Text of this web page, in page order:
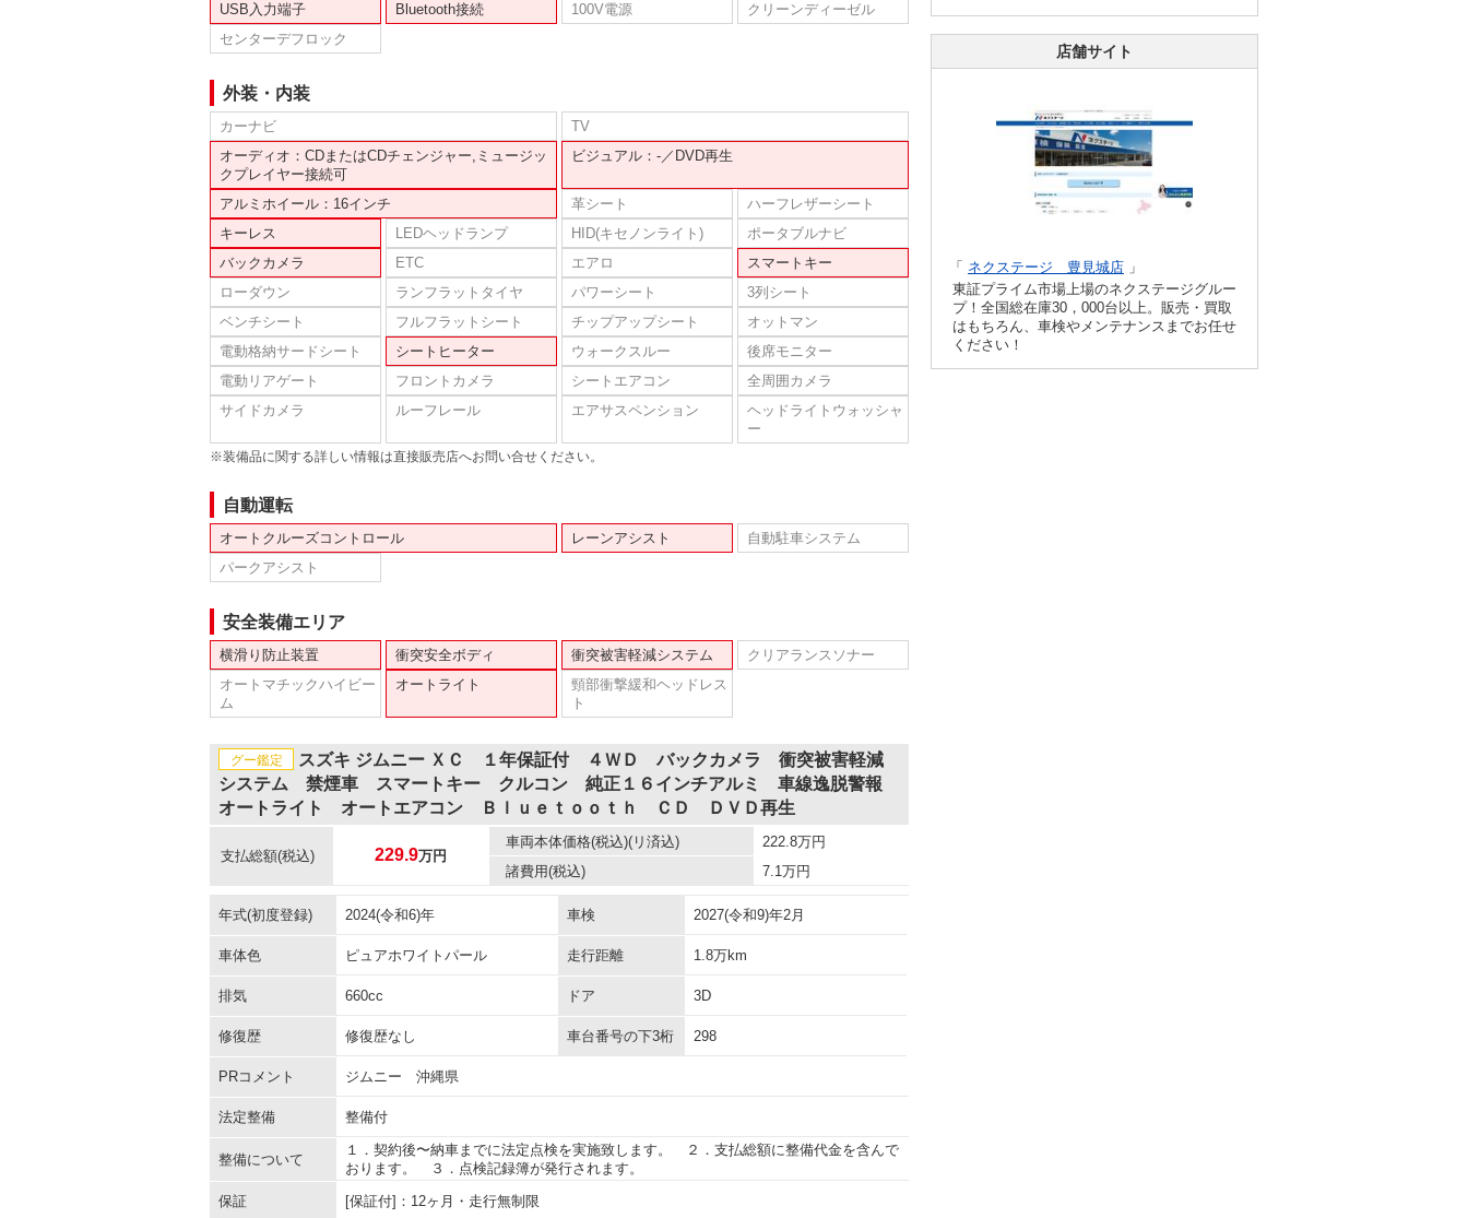
USB入力端子
Bluetooth接続 100V電源
クリーンディーゼル
センターデフロック
外装・内装
カーナビ
TV
オーディオ：CDまたはCDチェンジャー,ミュージッ
クプレイヤー接続可
ビジュアル：-／DVD再生
アルミホイール：16インチ 革シート
ハーフレザーシート
キーレス
LEDヘッドランプ HID(キセノンライト)
ポータブルナビ
バックカメラ
ETC エアロ
スマートキー
ローダウン
ランフラットタイヤ パワーシート
3列シート
ベンチシート
フルフラットシート チップアップシート
オットマン
電動格納サードシート
シートヒーター ウォークスルー
後席モニター
電動リアゲート
フロントカメラ シートエアコン
全周囲カメラ
サイドカメラ
ルーフレール エアサスペンション
ヘッドライトウォッシャ
ー
※装備品に関する詳しい情報は直接販売店へお問い合せください。
自動運転
オートクルーズコントロール レーンアシスト
自動駐車システム
パークアシスト
安全装備エリア
横滑り防止装置 衝突安全ボディ 衝突被害軽減システム
クリアランスソナー
オートマチックハイビー
ム
オートライト
頸部衝撃緩和ヘッドレス
ト
グー鑑定
スズキ ジムニー ＸＣ １年保証付 ４ＷＤ バックカメラ 衝突被害軽減
システム 禁煙車 スマートキー クルコン 純正１６インチアルミ 車線逸脱警報
オートライト オートエアコン Ｂｌｕｅｔｏｏｔｈ ＣＤ ＤＶＤ再生
支払総額(税込) 229.9万円
車両本体価格(税込)(リ済込) 222.8万円
諸費用(税込) 7.1 万円
年式(初度登録) 2024(令和6)年 車検 2027(令和9)年2月
車体色 ピュアホワイトパール 走行距離 1.8万km
排気 660cc ドア 3D
修復歴 修復歴なし 車台番号の下3桁 298
PRコメント ジムニー 沖縄県
法定整備 整備付
整備について
１．契約後〜納車までに法定点検を実施致します。 ２．支払総額に整備代金を含んで
おります。 ３．点検記録簿が発行されます。
保証
[保証付]：12ヶ月・走行無制限
店舗サイト
「 ネクステージ 豊見城店 」
東証プライム市場上場のネクステージグルー
プ！全国総在庫30，000台以上。販売・買取
はもちろん、車検やメンテナンスまでお任せ
ください！